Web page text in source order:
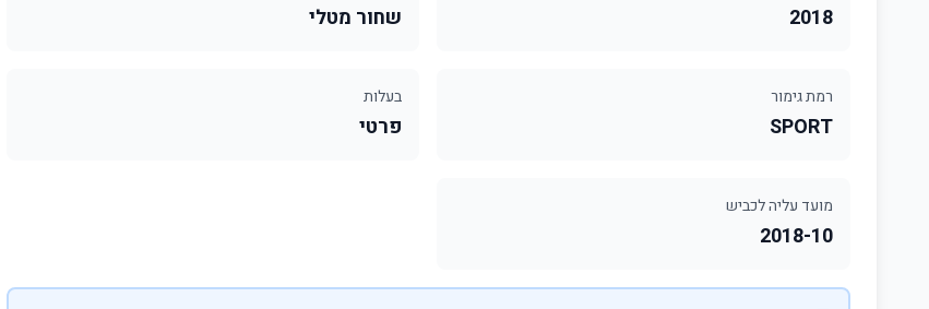
2018 שחור מטלי
רמת גימור
SPORT
בעלות
פרטי
מועד עליה לכביש
2018-10